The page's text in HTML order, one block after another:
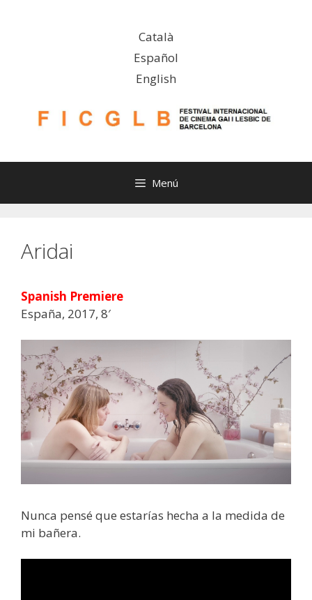
Català
Español
English
Menú
Aridai
Spanish Premiere
España, 2017, 8′
Nunca pensé que estarías hecha a la medida de
mi bañera.